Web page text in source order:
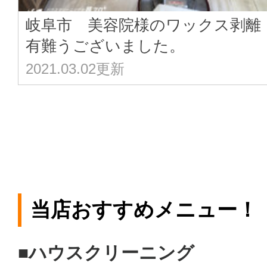
岐阜市 美容院様のワックス剥
有難うございました。
2021.03.02更新
当店おすすめメニュー！
■ハウスクリーニング